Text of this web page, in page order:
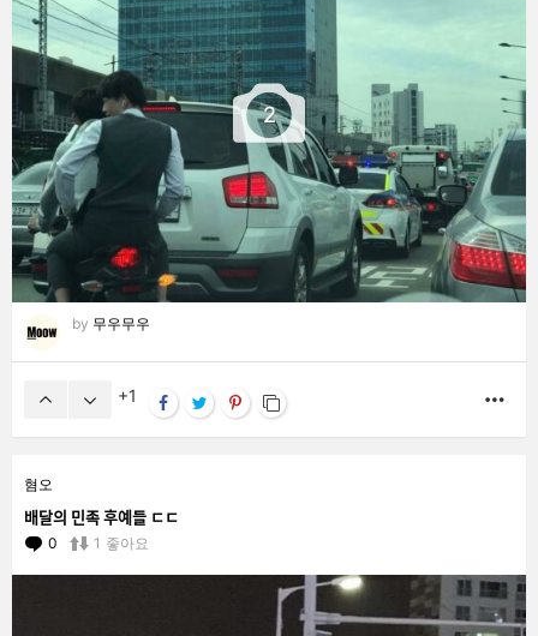
2
by 무우무우
1
혐오
배달의 민족 후예들 ㄷㄷ
0 Comments
1 좋아요